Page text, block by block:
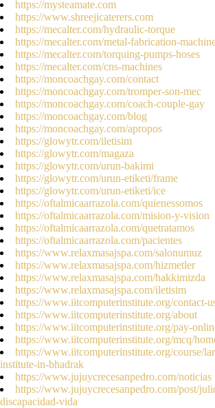
https://mysteamate.com
https://www.shreejicaterers.com
https://mecalter.com/hydraulic-torque
https://mecalter.com/metal-fabrication-
https://mecalter.com/torquing-pumps-hoses
https://mecalter.com/cns-machines
https://moncoachgay.com/contact
https://moncoachgay.com/tromper-son-mec
https://moncoachgay.com/coach-couple-gay
https://moncoachgay.com/blog
https://moncoachgay.com/apropos
https://glowytr.com/iletisim
https://glowytr.com/magaza
https://glowytr.com/urun-bakimi
https://glowytr.com/urun-etiketi/frame
https://glowytr.com/urun-etiketi/ice
https://oftalmicaarrazola.com/quienessomos
https://oftalmicaarrazola.com/mision-y-vision
https://oftalmicaarrazola.com/quetratamos
https://oftalmicaarrazola.com/pacientes
https://www.relaxmasajspa.com/salonumuz
https://www.relaxmasajspa.com/hizmetler
https://www.relaxmasajspa.com/hakkimizda
https://www.relaxmasajspa.com/iletisim
https://www.iitcomputerinstitute.org/contact-
https://www.iitcomputerinstitute.org/about
https://www.iitcomputerinstitute.org/pay-
https://www.iitcomputerinstitute.org/mcq/
https://www.iitcomputerinstitute.org/course/
institute-in-bhadrak
https://www.jujuycrecesanpedro.com/noticias
https://www.jujuycrecesanpedro.com/post/
discapacidad-vida